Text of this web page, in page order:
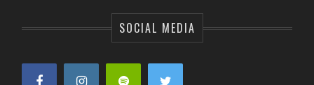
SOCIAL MEDIA